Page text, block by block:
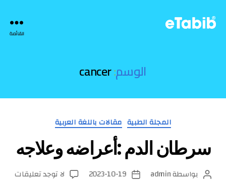
eTabib القائمة
الوسم:cancer
التصنيفات المجلة الطبية مقالات باللغة العربية
سرطان الدم :أعراضه وعلاجه
كاتببواسطةadmin
تاريخ2023-10-19 لا توجد تعليقاتعلى